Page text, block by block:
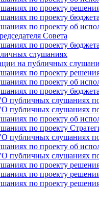
по проекту
по проекту
по проекту об
Совета
по проекту
слушаниях
на публичных
по проекту
по проекту об
по проекту
публичных слушаниях
публичных слушаниях
по проекту об
по проекту
публичных слушаниях
по проекту об
публичных слушаниях
по проекту
по проекту
по проекту